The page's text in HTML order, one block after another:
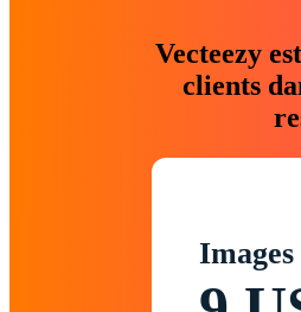
Vecteezy
clients